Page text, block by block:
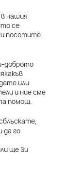
в нашия
се
посетите.
доброто
или
и ние сме
помощ.
да го
ще ви